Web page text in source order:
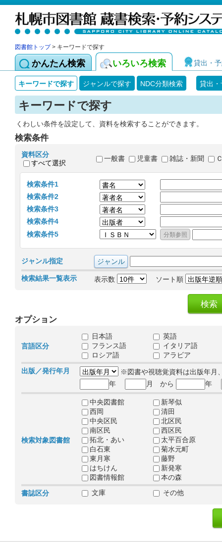
図書館トップ> キーワードで探す
かんたん検索 いろいろ検索 貸出・
キーワードで探す ジャンルで探す NDC分類検索 貸出
キーワードで探す
くわしい条件を設定して、資料を検索することができます。
検索条件
資料区分
すべて選択
一般書 児童書 雑誌・新聞
検索条件1
検索条件2
検索条件3
検索条件4
検索条件5
ジャンル指定
検索結果一覧表示 表示数 ソート順
オプション
言語区分
日本語
英語
フランス語
イタリア語
ロシア語
アラビア
出版／発行年月
※図書や視聴覚資料は出版年月
年
月 から 年
検索対象図書館
中央図書館
新琴似
西岡
清田
中央区民
北区民
南区民
西区民
拓北・あい
太平百合原
白石東
菊水元町
東月寒
藤野
はちけん
新発寒
図書情報館
本の森
書誌区分
文庫 その他